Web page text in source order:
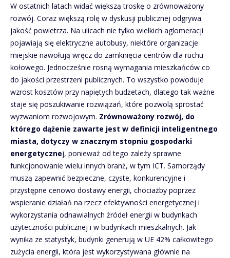
W ostatnich latach widać większą troskę o zrównoważony
rozwój. Coraz większą rolę w dyskusji publicznej odgrywa
jakość powietrza. Na ulicach nie tylko wielkich aglomeracji
pojawiają się elektryczne autobusy, niektóre organizacje
miejskie nawołują wręcz do zamknięcia centrów dla ruchu
kołowego. Jednocześnie rosną wymagania mieszkańców co
do jakości przestrzeni publicznych. To wszystko powoduje
wzrost kosztów przy napiętych budżetach, dlatego tak ważne
staje się poszukiwanie rozwiązań, które pozwolą sprostać
wyzwaniom rozwojowym. Zrównoważony rozwój, do
którego dążenie zawarte jest w definicji inteligentnego
miasta, dotyczy w znacznym stopniu gospodarki
energetycznej, ponieważ od tego zależy sprawne
funkcjonowanie wielu innych branż, w tym ICT. Samorządy
muszą zapewnić bezpieczne, czyste, konkurencyjne i
przystępne cenowo dostawy energii, chociażby poprzez
wspieranie działań na rzecz efektywności energetycznej i
wykorzystania odnawialnych źródeł energii w budynkach
użyteczności publicznej i w budynkach mieszkalnych. Jak
wynika ze statystyk, budynki generują w UE 42% całkowitego
zużycia energii, która jest wykorzystywana głównie na